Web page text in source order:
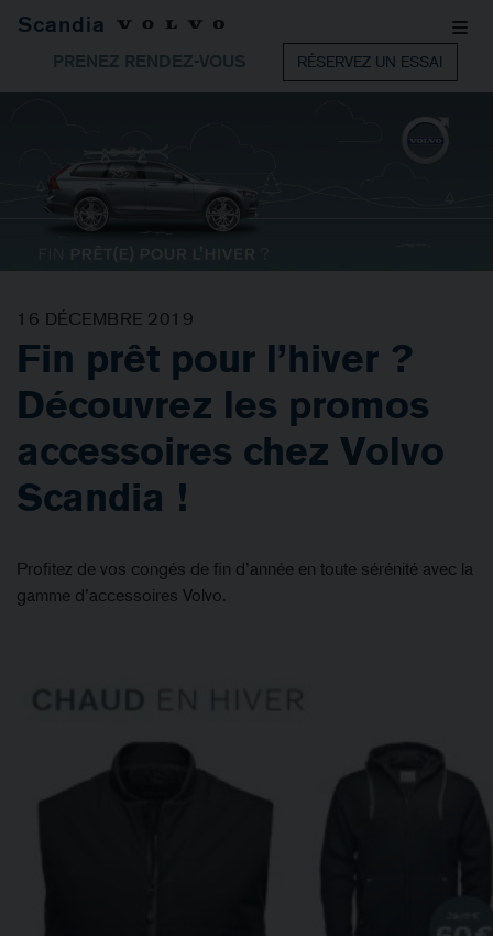
Scandia
PRENEZ RENDEZ-VOUS RÉSERVEZ UN ESSAI
16 DÉCEMBRE 2019
Fin prêt pour l’hiver ?
Découvrez les promos
accessoires chez Volvo
Scandia !
Profitez de vos congés de fin d’année en toute sérénité avec la
gamme d’accessoires Volvo.